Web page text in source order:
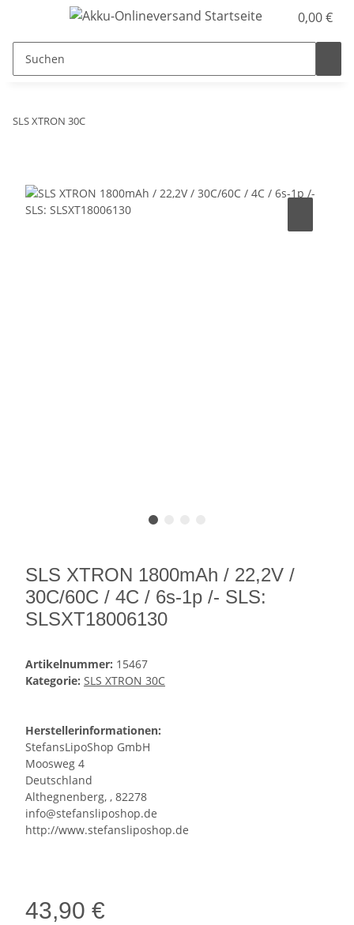
0,00 €
SLS XTRON 30C
SLS XTRON 1800mAh / 22,2V /
30C/60C / 4C / 6s-1p /- SLS:
SLSXT18006130
Artikelnummer: 15467
Kategorie: SLS XTRON 30C
Herstellerinformationen:
StefansLipoShop GmbH
Moosweg 4
Deutschland
Althegnenberg, , 82278
info@stefansliposhop.de
http://www.stefansliposhop.de
43,90 €